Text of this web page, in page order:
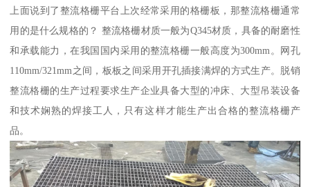
上面说到了整流格栅平台上次经常采用的格栅板，那整流格栅通常
用的是什么规格的？ 整流格栅材质一般为Q345材质，具备的耐磨性
和承载能力，在我国国内采用的整流格栅一般高度为300mm。网孔
110mm/321mm之间，板板之间采用开孔插接满焊的方式生产。脱销
整流格栅的生产过程要求生产企业具备大型的冲床、大型吊装设备
和技术娴熟的焊接工人，只有这样才能生产出合格的整流格栅产
品。